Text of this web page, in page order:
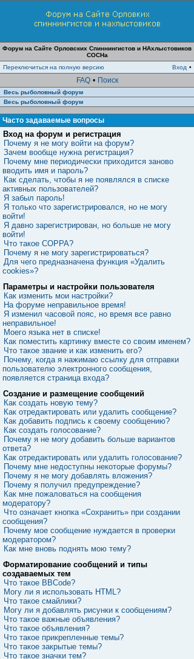
Форум на Сайте Орловских Спиннингистов и НАхлыстовиков
СОСНа
Переключиться на полную версию
Вход •
FAQ • Поиск
Весь рыболовный форум
Весь рыболовный форум
Часто задаваемые вопросы
Вход на форум и регистрация
Почему я не могу войти на форум?
Зачем вообще нужна регистрация?
Почему мне периодически приходится заново
вводить имя и пароль?
Как сделать, чтобы я не появлялся в списке
активных пользователей?
Я забыл пароль!
Я только что зарегистрировался, но не могу
войти!
Я давно зарегистрирован, но больше не могу
войти!
Что такое COPPA?
Почему я не могу зарегистрироваться?
Для чего предназначена функция «Удалить
cookies»?
Параметры и настройки пользователя
Как изменить мои настройки?
На форуме неправильное время!
Я изменил часовой пояс, но время все равно
неправильное!
Моего языка нет в списке!
Как поместить картинку вместе со своим именем?
Что такое звание и как изменить его?
Почему, когда я нажимаю ссылку для отправки
пользователю электронного сообщения,
появляется страница входа?
Создание и размещение сообщений
Как создать новую тему?
Как отредактировать или удалить сообщение?
Как добавить подпись к своему сообщению?
Как создать голосование?
Почему я не могу добавить больше вариантов
ответа?
Как отредактировать или удалить голосование?
Почему мне недоступны некоторые форумы?
Почему я не могу добавлять вложения?
Почему я получил предупреждение?
Как мне пожаловаться на сообщения
модератору?
Что означает кнопка «Сохранить» при создании
сообщения?
Почему мое сообщение нуждается в проверки
модератором?
Как мне вновь поднять мою тему?
Форматирование сообщений и типы
создаваемых тем
Что такое BBCode?
Могу ли я использовать HTML?
Что такое смайлики?
Могу ли я добавлять рисунки к сообщениям?
Что такое важные объявления?
Что такое объявления?
Что такое прикрепленные темы?
Что такое закрытые темы?
Что такое значки тем?